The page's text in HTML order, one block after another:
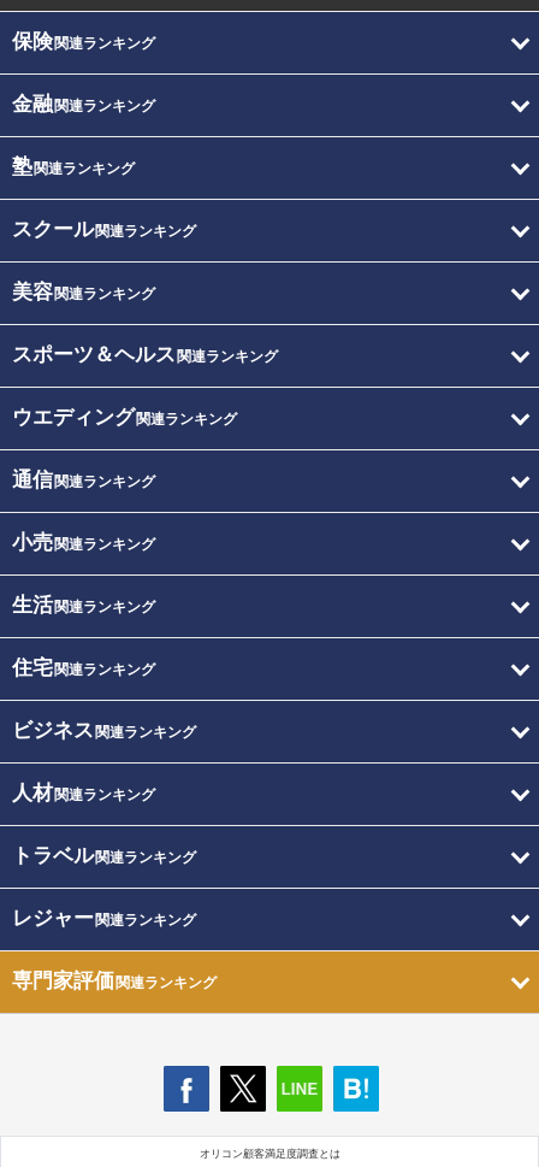
保険関連ランキング
金融関連ランキング
塾関連ランキング
スクール関連ランキング
美容関連ランキング
スポーツ＆ヘルス 関連ランキング
ウエディング関連ランキング
通信関連ランキング
小売関連ランキング
生活関連ランキング
住宅関連ランキング
ビジネス 関連ランキング
人材関連ランキング
トラベル関連ランキング
レジャー関連ランキング
専門家評価関連ランキング
オリコン顧客満足度調査とは